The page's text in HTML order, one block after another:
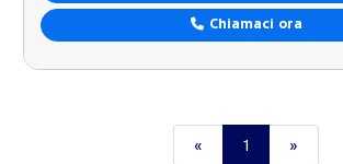
Chiamaci ora
« 1 »